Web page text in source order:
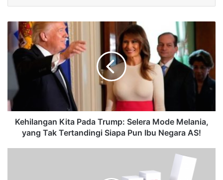
Kehilangan Kita Pada Trump: Selera Mode Melania,
yang Tak Tertandingi Siapa Pun Ibu Negara AS!